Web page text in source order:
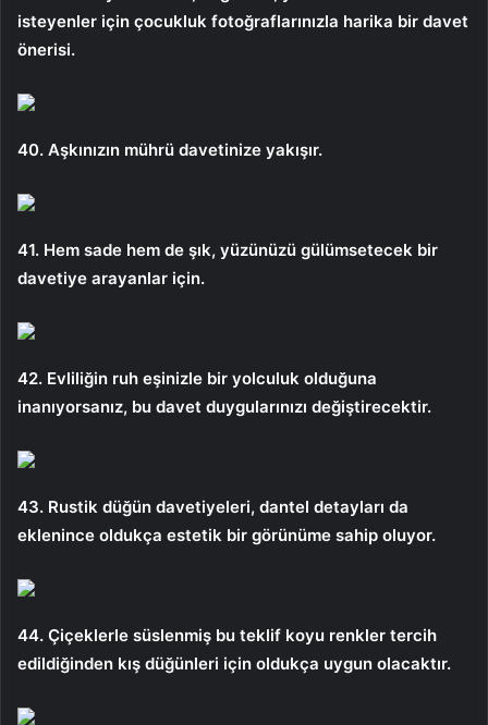
isteyenler için çocukluk fotoğraflarınızla harika bir davet
önerisi.
40. Aşkınızın mührü davetinize yakışır.
41. Hem sade hem de şık, yüzünüzü gülümsetecek bir
davetiye arayanlar için.
42. Evliliğin ruh eşinizle bir yolculuk olduğuna
inanıyorsanız, bu davet duygularınızı değiştirecektir.
43. Rustik düğün davetiyeleri, dantel detayları da
eklenince oldukça estetik bir görünüme sahip oluyor.
44. Çiçeklerle süslenmiş bu teklif koyu renkler tercih
edildiğinden kış düğünleri için oldukça uygun olacaktır.